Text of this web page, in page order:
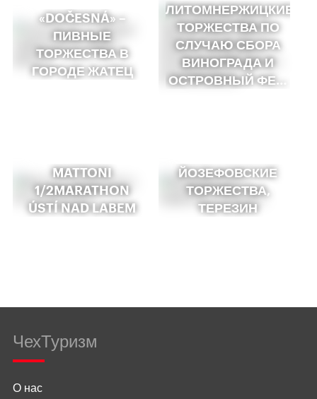
«DOČESNÁ» –
ПИВНЫЕ
ТОРЖЕСТВА В
ГОРОДЕ ЖАТЕЦ
ЛИТОМНЕРЖИЦКИЕ
ТОРЖЕСТВА ПО
СЛУЧАЮ СБОРА
ВИНОГРАДА И
ОСТРОВНЫЙ ФЕ…
MATTONI
1/2MARATHON
ÚSTÍ NAD LABEM
ЙОЗЕФОВСКИЕ
ТОРЖЕСТВА,
ТЕРЕЗИН
ЧехТуризм
О нас